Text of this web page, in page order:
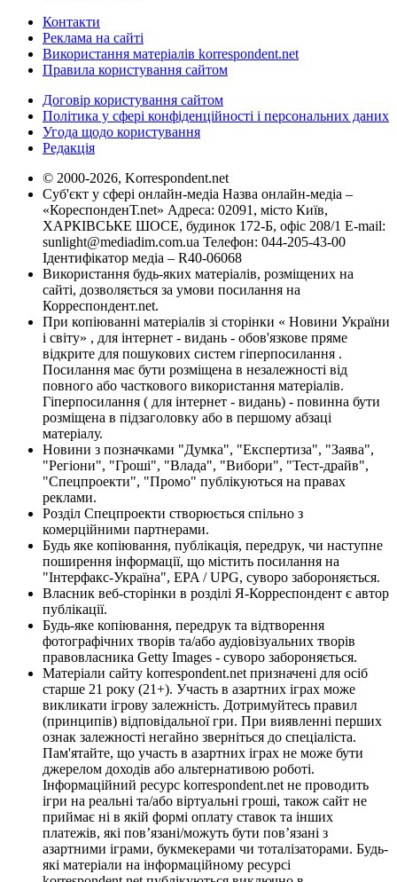
Контакти
Реклама на сайті
Використання матеріалів korrespondent.net
Правила користування сайтом
Договір користування сайтом
Політика у сфері конфіденційності і персональних даних
Угода щодо користування
Редакція
© 2000-2026, Korrespondent.net
Суб'єкт у сфері онлайн-медіа Назва онлайн-медіа –
«КореспонденТ.net» Адреса: 02091, місто Київ,
ХАРКІВСЬКЕ ШОСЕ, будинок 172-Б, офіс 208/1 E-mail:
sunlight@mediadim.com.ua Телефон: 044-205-43-00
Ідентифікатор медіа – R40-06068
Використання будь-яких матеріалів, розміщених на
сайті, дозволяється за умови посилання на
Корреспондент.net.
При копіюванні матеріалів зі сторінки « Новини України
і світу» , для інтернет - видань - обов'язкове пряме
відкрите для пошукових систем гіперпосилання .
Посилання має бути розміщена в незалежності від
повного або часткового використання матеріалів.
Гіперпосилання ( для інтернет - видань) - повинна бути
розміщена в підзаголовку або в першому абзаці
матеріалу.
Новини з позначками "Думка", "Експертиза", "Заява",
"Регіони", "Гроші", "Влада", "Вибори", "Тест-драйв",
"Спецпроекти", "Промо" публікуються на правах
реклами.
Розділ Спецпроекти створюється спільно з
комерційними партнерами.
Будь яке копіювання, публікація, передрук, чи наступне
поширення інформації, що містить посилання на
"Інтерфакс-Україна", EPA / UPG, суворо забороняється.
Власник веб-сторінки в розділі Я-Корреспондент є автор
публікації.
Будь-яке копіювання, передрук та відтворення
фотографічних творів та/або аудіовізуальних творів
правовласника Getty Images - суворо забороняється.
Матеріали сайту korrespondent.net призначені для осіб
старше 21 року (21+). Участь в азартних іграх може
викликати ігрову залежність. Дотримуйтесь правил
(принципів) відповідальної гри. При виявленні перших
ознак залежності негайно зверніться до спеціаліста.
Пам'ятайте, що участь в азартних іграх не може бути
джерелом доходів або альтернативою роботі.
Інформаційний ресурс korrespondent.net не проводить
ігри на реальні та/або віртуальні гроші, також сайт не
приймає ні в якій формі оплату ставок та інших
платежів, які пов’язані/можуть бути пов’язані з
азартними іграми, букмекерами чи тоталізаторами. Будь-
які матеріали на інформаційному ресурсі